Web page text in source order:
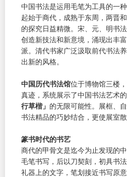
中国书法是运用毛笔为工具的一
起始于商代，成熟于东周，两晋
的探究日益精微。宋、元、明书
创造新技法和新意境，涌现出丰
派。清代书家广泛汲取前代书法
出新的风格。
中国历代书法馆位于博物馆三楼
真迹，系统展示了中国书法艺术
行草楷」 的无限可能性。展框、
书法精品的巧妙结合，更使展室散
篆书时代的书艺
商代的甲骨文是迄今为止发现的
毛笔书写，后以刀契刻，初具书
礼器上的文字，笔划接近书写原